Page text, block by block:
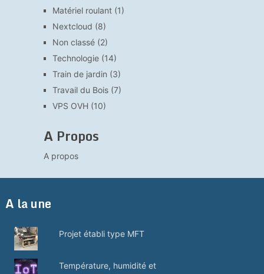
Matériel roulant(1)
Nextcloud (8)
Non classé(2)
Technologie(14)
Train de jardin (3)
Travail du Bois(7)
VPS OVH (10)
A Propos
A propos
A la une
Projet établi type MFT
Température, humidité et